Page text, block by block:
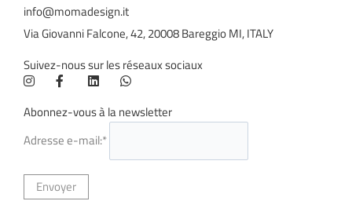
info@momadesign.it
Via Giovanni Falcone, 42, 20008 Bareggio MI, ITALY
Suivez-nous sur les réseaux sociaux
Abonnez-vous à la newsletter
Adresse e-mail:*